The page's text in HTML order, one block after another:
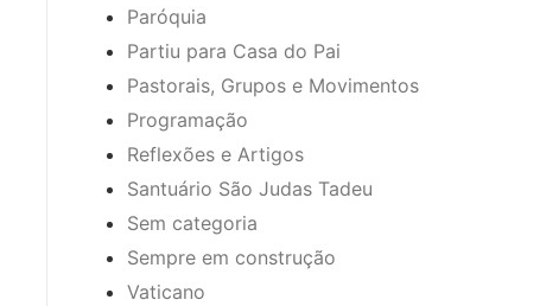
Paróquia
Partiu para Casa do Pai
Pastorais, Grupos e Movimentos
Programação
Reflexões e Artigos
Santuário São Judas Tadeu
Sem categoria
Sempre em construção
Vaticano